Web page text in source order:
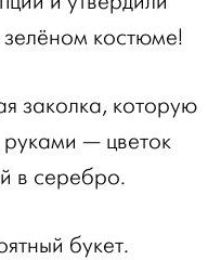
костюме!
заколка, которую
— цветок
в серебро.
букет.